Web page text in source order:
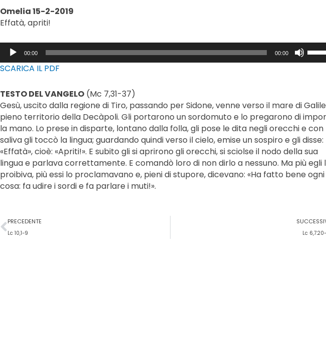
Omelia 15-2-2019
Effatà, apriti!
Audio
Player
00:00 00:00
per
o
il
SCARICA IL PDF
TESTO DEL VANGELO (Mc 7,31-37)
Gesù, uscito dalla regione di Tiro, passando per Sidone, venne verso il mare di
pieno territorio della Decàpoli. Gli portarono un sordomuto e lo pregarono di
la mano. Lo prese in disparte, lontano dalla folla, gli pose le dita negli orecchi e con
saliva gli toccò la lingua; guardando quindi verso il cielo, emise un sospiro e gli disse:
«Effatà», cioè: «Apriti!». E subito gli si aprirono gli orecchi, si sciolse il nodo della sua
lingua e parlava correttamente. E comandò loro di non dirlo a nessuno. Ma più egli
proibiva, più essi lo proclamavano e, pieni di stupore, dicevano: «Ha fatto bene ogni
cosa: fa udire i sordi e fa parlare i muti!».
Precedente
PRECEDENTE
Lc 10,1-9 Lc